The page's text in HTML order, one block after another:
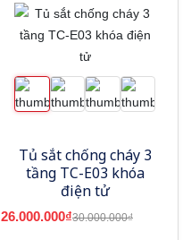
Tủ sắt chống cháy 3
tầng TC-E03 khóa
điện tử
26.000.000₫30.000.000₫